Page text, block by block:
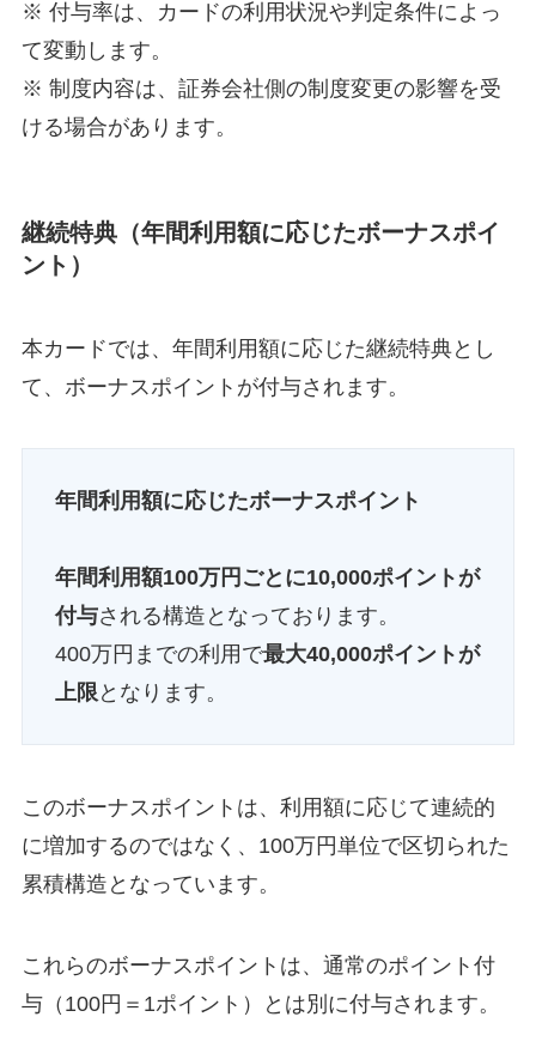
※ 付与率は、カードの利用状況や判定条件によっ
て変動します。
※ 制度内容は、証券会社側の制度変更の影響を受
ける場合があります。
継続特典（年間利用額に応じたボーナスポイ
ント）
本カードでは、年間利用額に応じた継続特典とし
て、ボーナスポイントが付与されます。
年間利用額に応じたボーナスポイント
年間利用額100万円ごとに10,000ポイントが
付与される構造となっております。
400万円までの利用で最大40,000ポイントが
上限となります。
このボーナスポイントは、利用額に応じて連続的
に増加するのではなく、100万円単位で区切られた
累積構造となっています。
これらのボーナスポイントは、通常のポイント付
与（100円＝1ポイント）とは別に付与されます。